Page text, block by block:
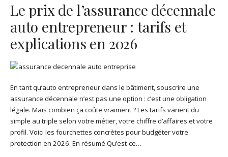
Le prix de l’assurance décennale
auto entrepreneur : tarifs et
explications en 2026
En tant qu’auto entrepreneur dans le bâtiment, souscrire une
assurance décennale n’est pas une option : c’est une obligation
légale. Mais combien ça coûte vraiment ? Les tarifs varient du
simple au triple selon votre métier, votre chiffre d’affaires et votre
profil. Voici les fourchettes concrètes pour budgéter votre
protection en 2026. En résumé Qu’est-ce…